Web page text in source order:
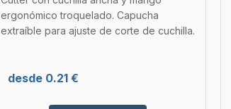
ergonómico troquelado. Capucha
extraíble para ajuste de corte de cuchilla.
desde 0.21 €